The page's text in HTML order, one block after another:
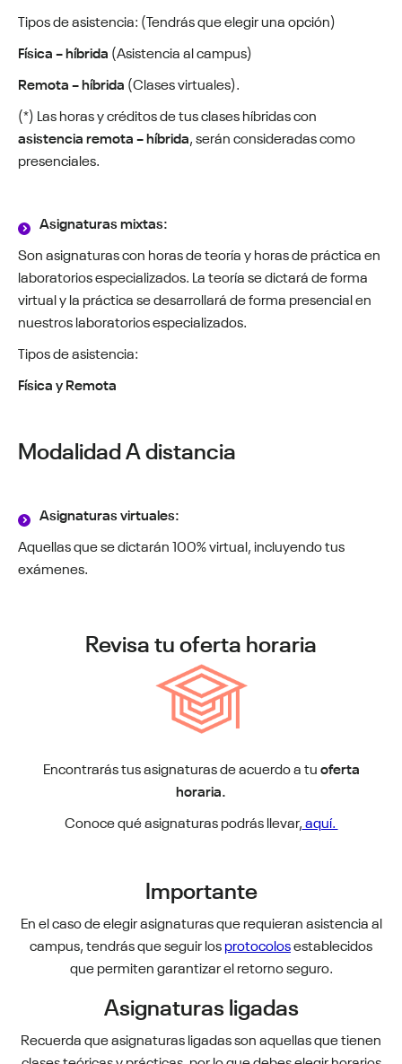
Tipos de asistencia: (Tendrás que elegir una opción)
Física – híbrida (Asistencia al campus)
Remota – híbrida (Clases virtuales).
(*) Las horas y créditos de tus clases híbridas con
asistencia remota – híbrida , serán consideradas como
presenciales.
Asignaturas mixtas:
Son asignaturas con horas de teoría y horas de práctica en
laboratorios especializados. La teoría se dictará de forma
virtual y la práctica se desarrollará de forma presencial en
nuestros laboratorios especializados.
Tipos de asistencia:
Física y Remota
Modalidad A distancia
Asignaturas virtuales:
Aquellas que se dictarán 100% virtual, incluyendo tus
exámenes.
Revisa tu oferta horaria
Encontrarás tus asignaturas de acuerdo a tuoferta
horaria.
Conoce qué asignaturas podrás llevar,aquí.
Importante
En el caso de elegir asignaturas que requieran asistencia al
campus, tendrás que seguir losprotocolosestablecidos
que permiten garantizar el retorno seguro.
Asignaturas ligadas
Recuerda que asignaturas ligadas son aquellas que tienen